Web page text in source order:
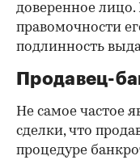
доверенное
правомочности
подлинность
Продавец-
Не самое частое
сделки, что
процедуре